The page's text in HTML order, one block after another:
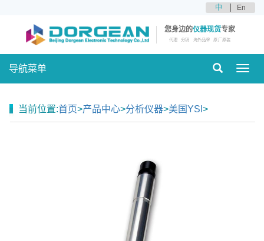
中 En
您身边的仪器现货专家
代理 分销 海外品牌 原厂原装
导航菜单
当前位置:首页>产品中心>分析仪器>美国YSI >